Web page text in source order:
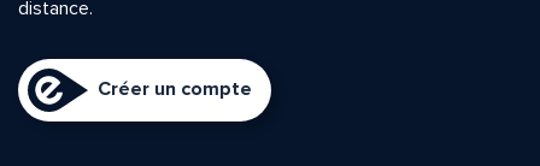
distance.
Créer un compte